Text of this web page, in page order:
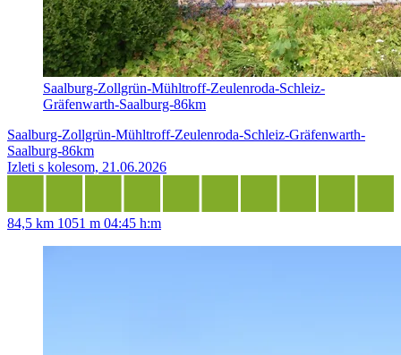
Saalburg-Zollgrün-Mühltroff-Zeulenroda-Schleiz-
Gräfenwarth-Saalburg-86km
Saalburg-Zollgrün-Mühltroff-Zeulenroda-Schleiz-Gräfenwarth-
Saalburg-86km
Izleti s kolesom, 21.06.2026
84,5 km 1051 m 04:45 h:m